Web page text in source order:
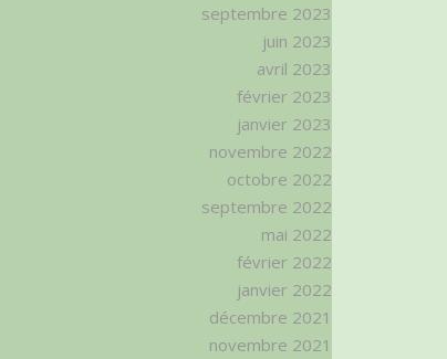
septembre 2023
juin 2023
avril 2023
février 2023
janvier 2023
novembre 2022
octobre 2022
septembre 2022
mai 2022
février 2022
janvier 2022
décembre 2021
novembre 2021